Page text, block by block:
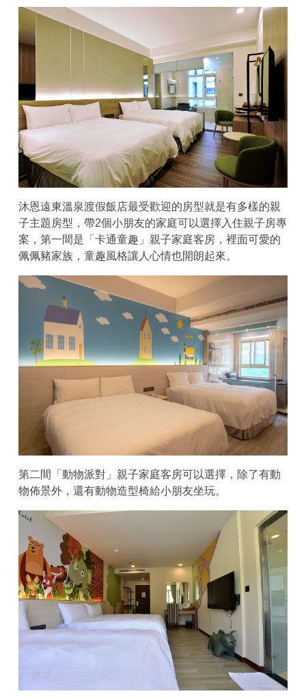
沐恩遠東溫泉渡假飯店最受歡迎的房型就是有多樣的親
子主題房型，帶2個小朋友的家庭可以選擇入住親子房專
案，第一間是「卡通童趣」親子家庭客房，裡面可愛的
佩佩豬家族，童趣風格讓人心情也開朗起來。
第二間「動物派對」親子家庭客房可以選擇，除了有動
物佈景外，還有動物造型椅給小朋友坐玩。